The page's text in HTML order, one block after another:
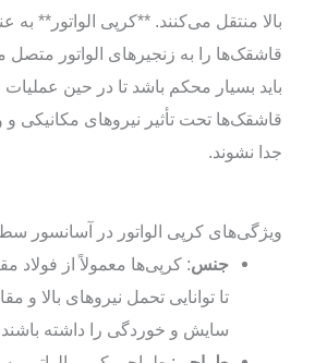
بالا منتقل می‌کنند. **کرپی الواتور**
قاشقک‌ها را به زنجیرهای الواتور متصل
باید بسیار محکم باشد تا در حین عملیات
قاشقک‌ها تحت تأثیر نیروهای مکانیکی و
جدا نشوند.
ویژگی‌های کرپی الواتور در آسانسور
جنس: کرپی‌ها معمولاً از فولاد
تا توانایی تحمل نیروهای بالا و
سایش و خوردگی را داشته